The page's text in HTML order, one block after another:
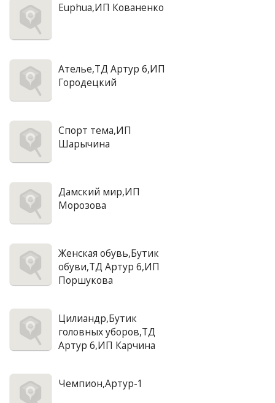
Euphua,ИП Кованенко
Ателье,ТД Артур 6,ИП
Городецкий
Спорт тема,ИП
Шарычина
Дамский мир,ИП
Морозова
Женская обувь,Бутик
обуви,ТД Артур 6,ИП
Поршукова
Цилиандр,Бутик
головных уборов,ТД
Артур 6,ИП Карчина
Чемпион,Артур-1